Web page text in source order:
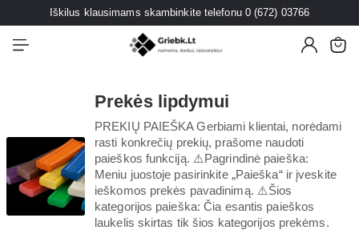
Iškilus klausimams skambinkite telefonu 0 (672) 03766
Prekės lipdymui
PREKIŲ PAIEŠKA Gerbiami klientai, norėdami
rasti konkrečių prekių, prašome naudoti
paieškos funkciją. ⚠️Pagrindinė paieška:
Meniu juostoje pasirinkite „Paieška“ ir įveskite
ieškomos prekės pavadinimą. ⚠️Šios
kategorijos paieška: Čia esantis paieškos
laukelis skirtas tik šios kategorijos prekėms.